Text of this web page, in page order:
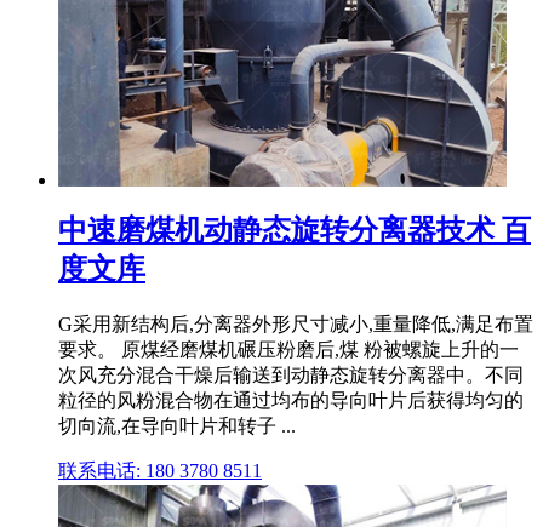
中速磨煤机动静态旋转分离器技术 百
度文库
G采用新结构后,分离器外形尺寸减小,重量降低,满足布置
要求。 原煤经磨煤机碾压粉磨后,煤 粉被螺旋上升的一
次风充分混合干燥后输送到动静态旋转分离器中。不同
粒径的风粉混合物在通过均布的导向叶片后获得均匀的
切向流,在导向叶片和转子 ...
联系电话: 180 3780 8511